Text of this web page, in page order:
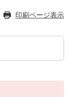
印刷ページ表示